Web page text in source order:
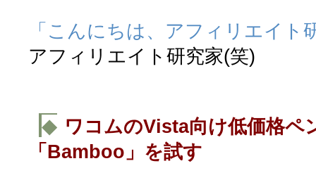
「こんにちは、アフィリエイト
アフィリエイト研究家(笑)
◆ ワコムのVista向け低価格ペ
「Bamboo」を試す